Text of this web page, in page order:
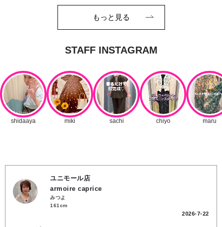
もっと見る
ユニモール店
armoire caprice
みつよ
161cm
2026-7-22